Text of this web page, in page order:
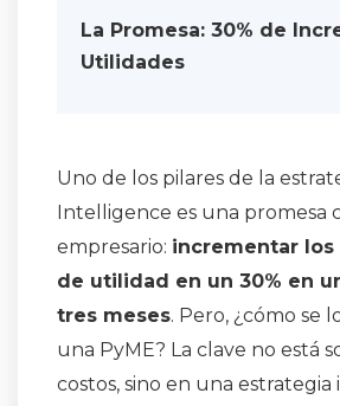
La Promesa: 30% de
Utilidades
Uno de los pilares de la
Intelligence es una promesa
empresario: incrementar los
de utilidad en un 30% en
tres meses. Pero, ¿cómo se
una PyME? La clave no está
costos, sino en una estrategia